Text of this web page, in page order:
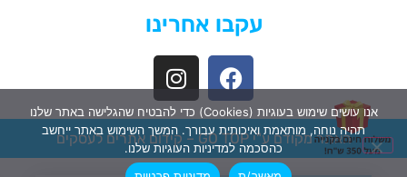
עקבו אחרינו
האתר מקודם ע"י GO TOP – קידום אתרים לעסקים
אנו עושים שימוש בעוגיות (Cookies) כדי להבטיח שהגלישה באתר שלנו
תהיה נוחה, מותאמת ואיכותית עבורך. המשך השימוש באתר ייחשב
כהסכמה למדיניות העוגיות שלנו.